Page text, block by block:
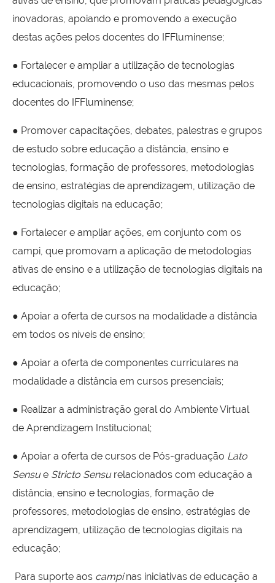
inovadoras, apoiando e promovendo a execução
destas ações pelos docentes do IFFluminense;
● Fortalecer e ampliar a utilização de tecnologias
educacionais, promovendo o uso das mesmas pelos
docentes do IFFluminense;
● Promover capacitações, debates, palestras e grupos
de estudo sobre educação a distância, ensino e
tecnologias, formação de professores, metodologias
de ensino, estratégias de aprendizagem, utilização de
tecnologias digitais na educação;
● Fortalecer e ampliar ações, em conjunto com os
campi, que promovam a aplicação de metodologias
ativas de ensino e a utilização de tecnologias digitais na
educação;
● Apoiar a oferta de cursos na modalidade a distância
em todos os níveis de ensino;
● Apoiar a oferta de componentes curriculares na
modalidade a distância em cursos presenciais;
● Realizar a administração geral do Ambiente Virtual
de Aprendizagem Institucional;
● Apoiar a oferta de cursos de Pós-graduação Lato
Sensue Stricto Sensurelacionados com educação a
distância, ensino e tecnologias, formação de
professores, metodologias de ensino, estratégias de
aprendizagem, utilização de tecnologias digitais na
educação;
Para suporte aos campinas iniciativas de educação a